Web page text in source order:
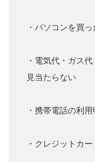
・パソコンを買
・電気代・ガス
見当たらない
・携帯電話の利
・クレジットカ